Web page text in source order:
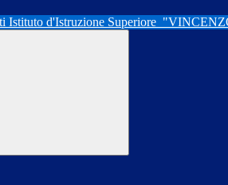
Istituto d'Istruzione Superiore